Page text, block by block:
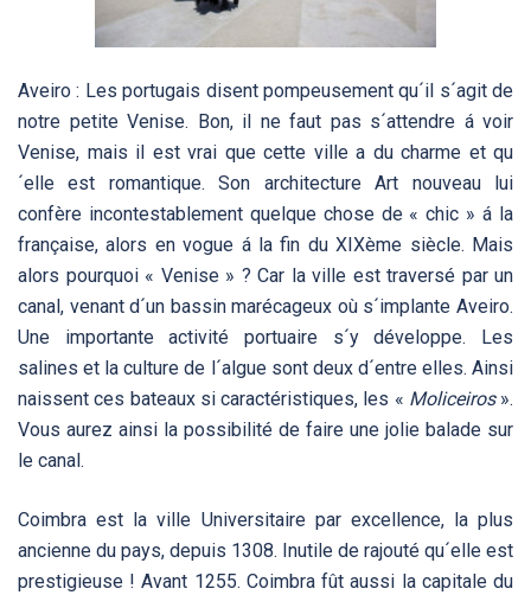
Aveiro : Les portugais disent pompeusement qu´il s´agit de
notre petite Venise. Bon, il ne faut pas s´attendre á voir
Venise, mais il est vrai que cette ville a du charme et qu
´elle est romantique. Son architecture Art nouveau lui
confère incontestablement quelque chose de « chic » á la
française, alors en vogue á la fin du XIXème siècle. Mais
alors pourquoi « Venise » ? Car la ville est traversé par un
canal, venant d´un bassin marécageux où s´implante Aveiro.
Une importante activité portuaire s´y développe. Les
salines et la culture de l´algue sont deux d´entre elles. Ainsi
naissent ces bateaux si caractéristiques, les « Moliceiros».
Vous aurez ainsi la possibilité de faire une jolie balade sur
le canal.
Coimbra est la ville Universitaire par excellence, la plus
ancienne du pays, depuis 1308. Inutile de rajouté qu´elle est
prestigieuse ! Avant 1255. Coimbra fût aussi la capitale du